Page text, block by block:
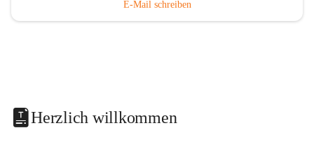
E-Mail schreiben
Herzlich willkommen